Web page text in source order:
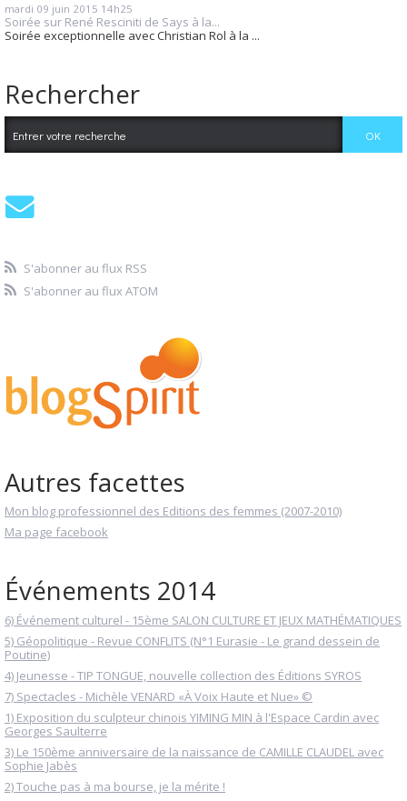
mardi 09 juin 2015 14h25
Soirée sur René Resciniti de Says à la...
Soirée exceptionnelle avec Christian Rol à la ...
Rechercher
S'abonner au flux RSS
S'abonner au flux ATOM
Autres facettes
Mon blog professionnel des Editions des femmes (2007-2010)
Ma page facebook
Événements 2014
6) Événement culturel - 15ème SALON CULTURE ET JEUX MATHÉMATIQUES
5) Géopolitique - Revue CONFLITS (N°1 Eurasie - Le grand dessein de
Poutine)
4) Jeunesse - TIP TONGUE, nouvelle collection des Éditions SYROS
7) Spectacles - Michèle VENARD «À Voix Haute et Nue» ©
1) Exposition du sculpteur chinois YIMING MIN à l'Espace Cardin avec
Georges Saulterre
3) Le 150ème anniversaire de la naissance de CAMILLE CLAUDEL avec
Sophie Jabès
2) Touche pas à ma bourse, je la mérite !